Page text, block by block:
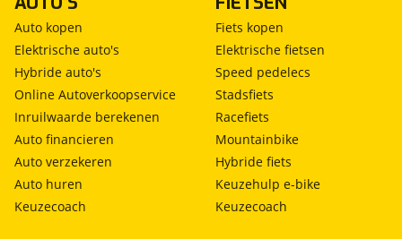
Auto kopen
Elektrische auto's
Hybride auto's
Online Autoverkoopservice
Inruilwaarde berekenen
Auto financieren
Auto verzekeren
Auto huren
Keuzecoach
Fiets kopen
Elektrische fietsen
Speed pedelecs
Stadsfiets
Racefiets
Mountainbike
Hybride fiets
Keuzehulp e-bike
Keuzecoach